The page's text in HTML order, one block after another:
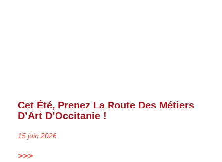
Cet Été, Prenez La Route Des Métiers
D’Art D’Occitanie !
15 juin 2026
>>>